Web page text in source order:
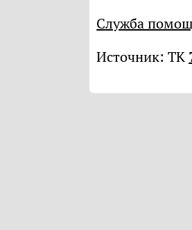
Служба
Источник: ТК